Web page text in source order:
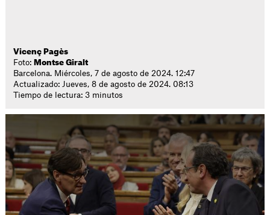
Vicenç Pagès
Foto: Montse Giralt
Barcelona. Miércoles, 7 de agosto de 2024. 12:47
Actualizado: Jueves, 8 de agosto de 2024. 08:13
Tiempo de lectura: 3 minutos